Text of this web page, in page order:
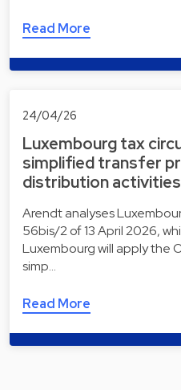
Read More
24/04/26
Luxembourg tax
simplified transfer
distribution activities
Arendt analyses
56bis/2 of 13 April 2026,
Luxembourg will apply the
simp…
Read More